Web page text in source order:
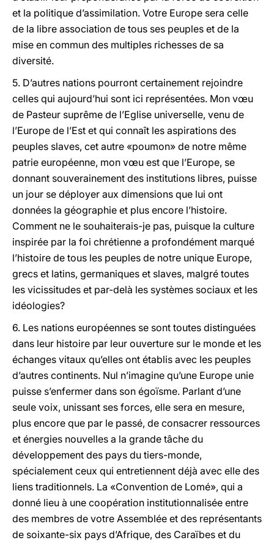
et la politique d’assimilation. Votre Europe sera celle
de la libre association de tous ses peuples et de la
mise en commun des multiples richesses de sa
diversité.
5. D’autres nations pourront certainement rejoindre
celles qui aujourd’hui sont ici représentées. Mon vœu
de Pasteur suprême de l’Eglise universelle, venu de
l’Europe de l’Est et qui connaît les aspirations des
peuples slaves, cet autre «poumon» de notre même
patrie européenne, mon vœu est que l’Europe, se
donnant souverainement des institutions libres, puisse
un jour se déployer aux dimensions que lui ont
données la géographie et plus encore l’histoire.
Comment ne le souhaiterais-je pas, puisque la culture
inspirée par la foi chrétienne a profondément marqué
l’histoire de tous les peuples de notre unique Europe,
grecs et latins, germaniques et slaves, malgré toutes
les vicissitudes et par-delà les systèmes sociaux et les
idéologies?
6. Les nations européennes se sont toutes distinguées
dans leur histoire par leur ouverture sur le monde et les
échanges vitaux qu’elles ont établis avec les peuples
d’autres continents. Nul n’imagine qu’une Europe unie
puisse s’enfermer dans son égoïsme. Parlant d’une
seule voix, unissant ses forces, elle sera en mesure,
plus encore que par le passé, de consacrer ressources
et énergies nouvelles a la grande tâche du
développement des pays du tiers-monde,
spécialement ceux qui entretiennent déjà avec elle des
liens traditionnels. La «Convention de Lomé», qui a
donné lieu à une coopération institutionnalisée entre
des membres de votre Assemblée et des représentants
de soixante-six pays d’Afrique, des Caraïbes et du